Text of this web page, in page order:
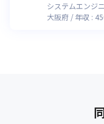
システムエンジ
大阪府
年収 :